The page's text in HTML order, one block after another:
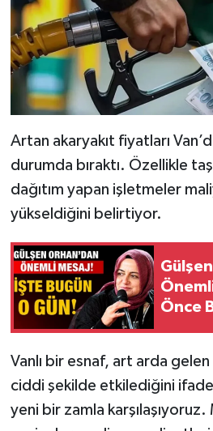
Artan akaryakıt fiyatları
durumda bıraktı. Özellikle
dağıtım yapan işletmeler
yükseldiğini belirtiyor.
Önemli
Önce
Vanlı bir esnaf, art arda gelen
ciddi şekilde etkilediğini
yeni bir zamla